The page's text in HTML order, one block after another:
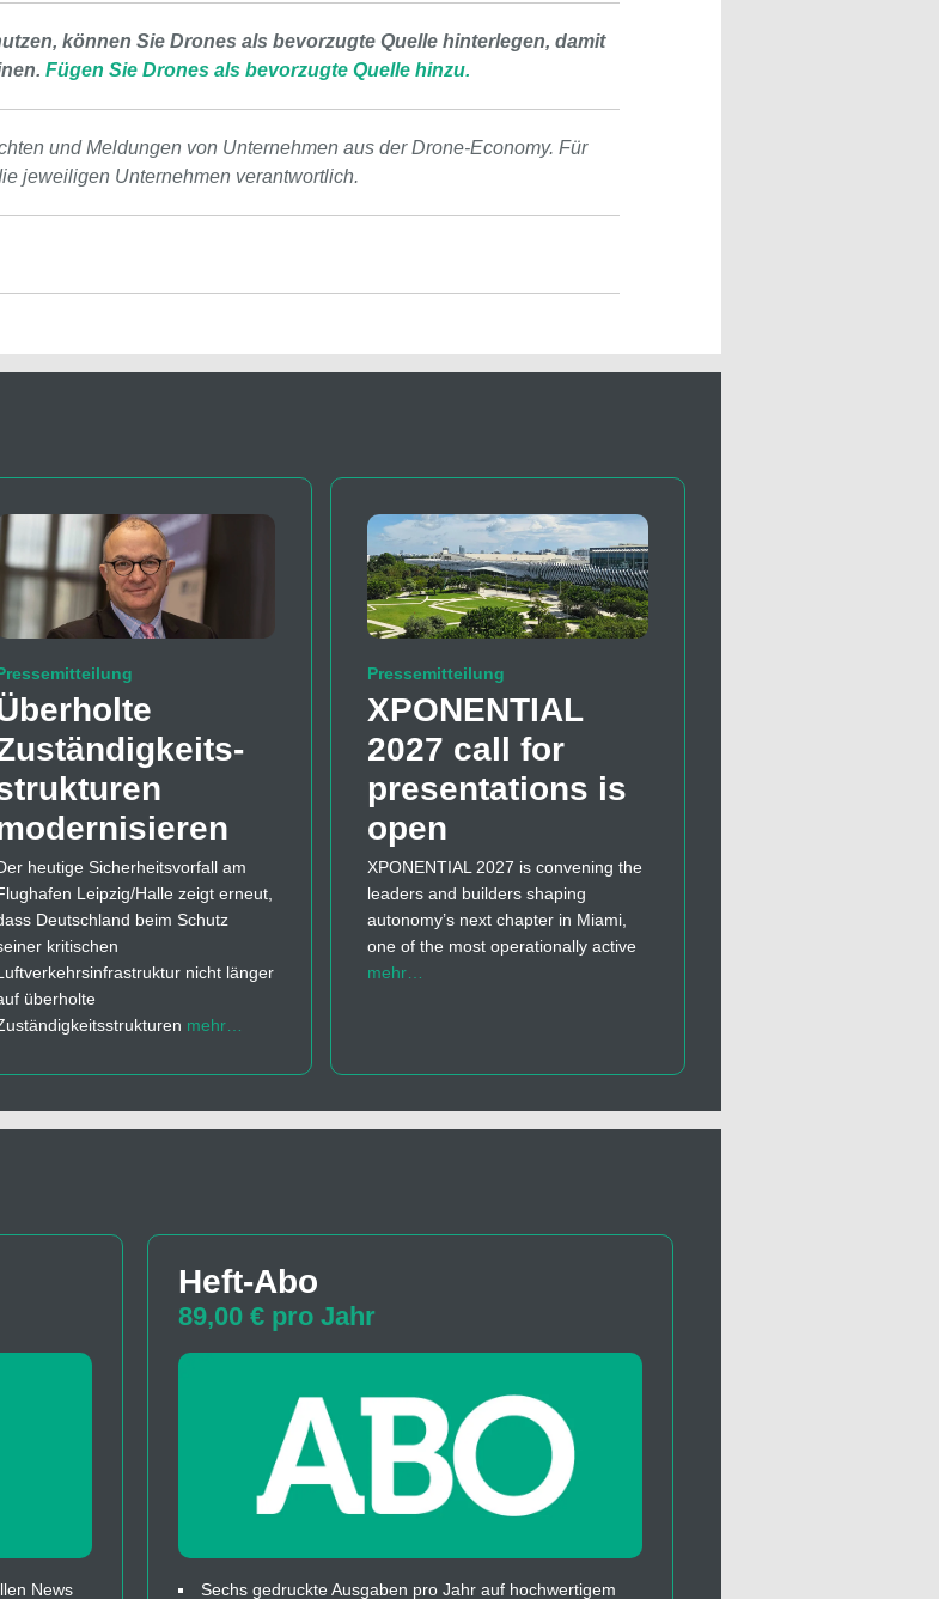
können Sie Drones als bevorzugte Quelle hinterlegen, damit
Fügen Sie Drones als bevorzugte Quelle hinzu.
und Meldungen von Unternehmen aus der Drone-Economy. Für
jeweiligen Unternehmen verantwortlich.
heutige Sicherheitsvorfall am
Leipzig/Halle zeigt erneut,
Deutschland beim Schutz
kritischen
nicht länger
überholte
mehr…
Pressemitteilung
XPONENTIAL
2027 call for
presentations is
open
XPONENTIAL 2027 is convening the
leaders and builders shaping
autonomy’s next chapter in Miami,
one of the most operationally active
mehr…
News
Heft-Abo
89,00 € pro Jahr
Sechs gedruckte Ausgaben pro Jahr auf hochwertigem